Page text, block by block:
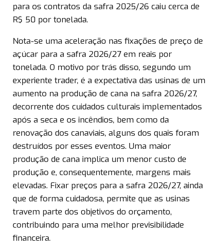
para os contratos da safra 2025/26 caiu cerca de
R$ 50 por tonelada.
Nota-se uma aceleração nas fixações de preço de
açúcar para a safra 2026/27 em reais por
tonelada. O motivo por trás disso, segundo um
experiente trader, é a expectativa das usinas de um
aumento na produção de cana na safra 2026/27,
decorrente dos cuidados culturais implementados
após a seca e os incêndios, bem como da
renovação dos canaviais, alguns dos quais foram
destruídos por esses eventos. Uma maior
produção de cana implica um menor custo de
produção e, consequentemente, margens mais
elevadas. Fixar preços para a safra 2026/27, ainda
que de forma cuidadosa, permite que as usinas
travem parte dos objetivos do orçamento,
contribuindo para uma melhor previsibilidade
financeira.